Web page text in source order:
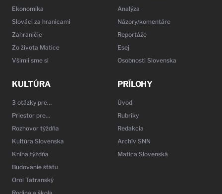
Ekonomika
Slováci za hranicami
Zahraničie
Zo života Matice
Všimli sme si
Analýza
Názory/komentáre
Reportáže
Esej
Osobnosti Slovenska
KULTÚRA
3 otázky pre…
Priestor pre…
Rozhovor týždňa
Kultúra Slovenska
Kniha týždňa
Budovanie štátu
Orol Tatranský
PRÍLOHY
Úvod
Rubriky
Redakcia
Archív SNN
Matica Slovenská